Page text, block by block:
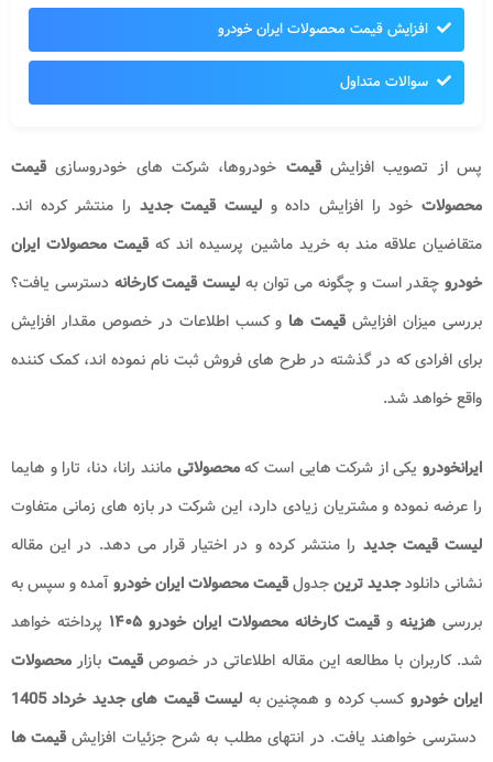
افزایش قیمت محصولات ایران خودرو
سوالات متداول
پس از تصویب افزایشقیمت خودروها، شرکت های خودروسازیقیمت
محصولات خود را افزایش داده و لیست قیمت جدید را منتشر کرده اند.
متقاضیان علاقه مند به خرید ماشین پرسیده اند کهقیمت محصولات ایران
خودرو چقدر است و چگونه می توان به لیست قیمت کارخانهدسترسی یافت؟
بررسی میزان افزایشقیمت ها و کسب اطلاعات در خصوص مقدار افزایش
برای افرادی که در گذشته در طرح های فروش ثبت نام نموده اند، کمک کننده
واقع خواهد شد.
ایرانخودرو یکی از شرکت هایی است کهمحصولاتی مانند رانا، دنا، تارا و هایما
را عرضه نموده و مشتریان زیادی دارد، این شرکت در بازه های زمانی متفاوت
لیست قیمت جدید را منتشر کرده و در اختیار قرار می دهد. در این مقاله
نشانی دانلودجدید ترینجدولقیمت محصولات ایران خودروآمده و سپس به
بررسی هزینه و قیمت کارخانه محصولات ایران خودرو ۱۴۰۵
پرداخته خواهد
شد. کاربران با مطالعه این مقاله اطلاعاتی در خصوصقیمت بازار محصولات
ایران خودروکسب کرده و همچنین به
دسترسی خواهند یافت. در انتهای مطلب به شرح جزئیات افزایشقیمت ها